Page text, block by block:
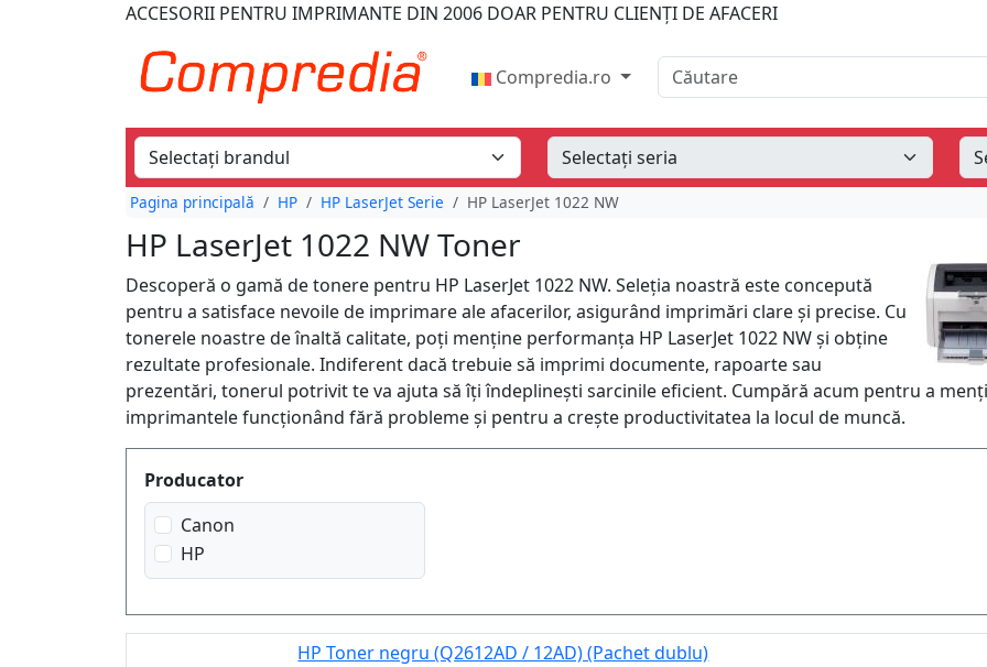
ACCESORII PENTRU IMPRIMANTE DIN 2006 DOAR PENTRU CLIENȚI DE AFACERI
Compredia.ro Căutare
Pagina principală HP HP LaserJet Serie HP LaserJet 1022 NW
HP LaserJet 1022 NW Toner
Descoperă o gamă de tonere pentru HP LaserJet 1022 NW. Seleția noastră este concepută
pentru a satisface nevoile de imprimare ale afacerilor, asigurând imprimări clare și precise. Cu
tonerele noastre de înaltă calitate, poți menține performanța HP LaserJet 1022 NW și obține
rezultate profesionale. Indiferent dacă trebuie să imprimi documente, rapoarte sau
prezentări, tonerul potrivit te va ajuta să îți îndeplinești sarcinile eficient. Cumpără acum pentru a
imprimantele funcționând fără probleme și pentru a crește productivitatea la locul de muncă.
Produktfilter
Producator
Canon
HP
HP Toner negru (Q2612AD / 12AD) (Pachet dublu)